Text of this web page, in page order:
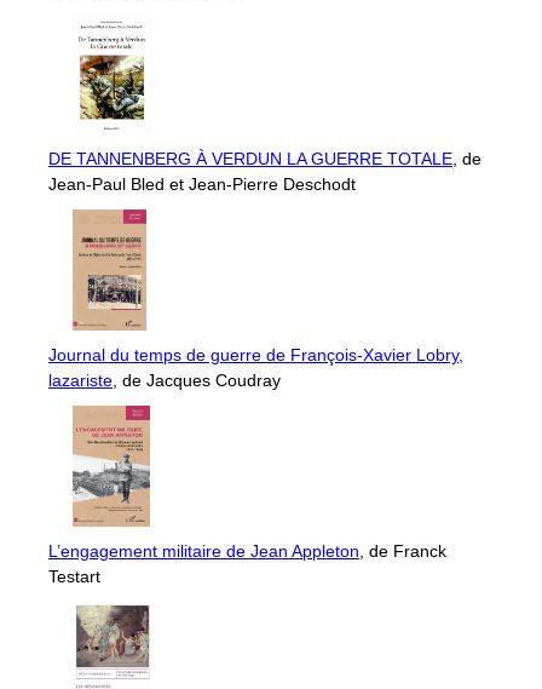
DE TANNENBERG À VERDUN LA GUERRE TOTALE, de
Jean-Paul Bled et Jean-Pierre Deschodt
Journal du temps de guerre de François-Xavier Lobry,
lazariste, de Jacques Coudray
L’engagement militaire de Jean Appleton, de Franck
Testart